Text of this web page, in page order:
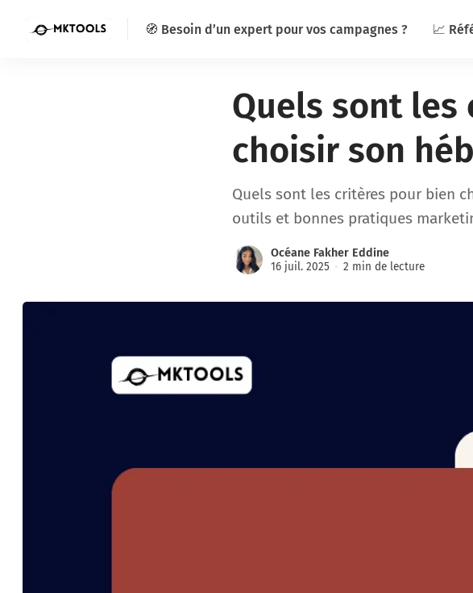
🧭 Besoin d’un expert pour vos campagnes ? 📈
Quels sont
choisir son
Quels sont les critères pour bien
outils et bonnes pratiques
Océane Fakher Eddine
16 juil. 2025
2 min de lecture